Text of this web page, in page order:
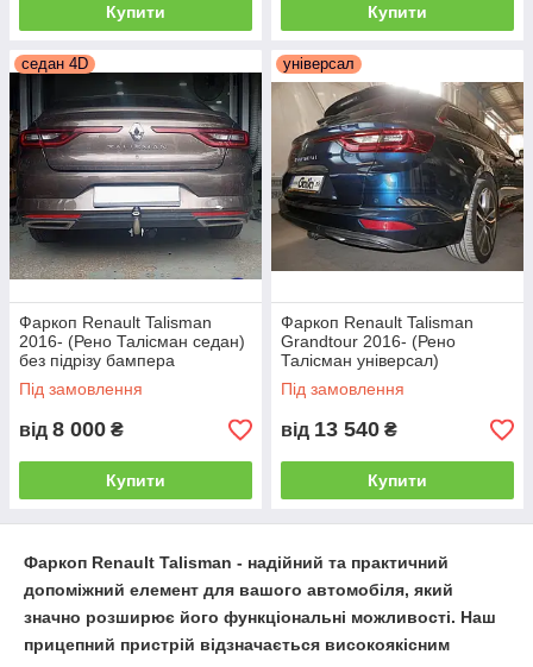
1.Горизонтальний автомат на ручці
2. Вертикальний автомат на ключі
Причіпні пристрої зі швидкознімним
Купити Купити
седан 4D
Фаркоп Renault Talisman
2016- (Рено Талісман седан)
без підрізу бампера
Під замовлення
від 8 000 ₴
Купити
універсал
Фаркоп Renault Talisman
Grandtour 2016- (Рено
Талісман універсал)
оцинкований Швидкознімний
автомат на ручці
Під замовлення
від 13 540 ₴
Купити
Фаркоп Renault Talisman - надійний та практичний
допоміжний елемент для вашого автомобіля, який
значно розширює його функціональні можливості. Наш
прицепний пристрій відзначається високоякісним